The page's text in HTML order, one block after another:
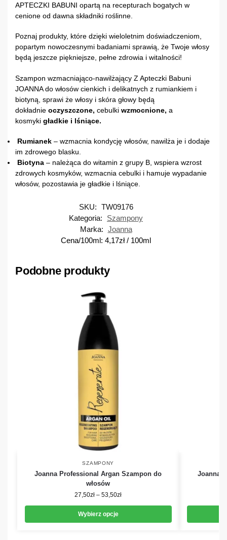
APTECZKI BABUNI opartą na recepturach bogatych w
cenione od dawna składniki roślinne.
Poznaj produkty, które dzięki wieloletnim doświadczeniom,
popartym nowoczesnymi badaniami sprawią, że Twoje włosy
będą jeszcze piękniejsze, pełne zdrowia i witalności!
Szampon wzmacniająco-nawilżający Z Apteczki Babuni
JOANNA do włosów cienkich i delikatnych z rumiankiem i
biotyną, sprawi że włosy i skóra głowy będą
dokładnie oczyszczone, cebulki wzmocnione, a
kosmyki gładkie i lśniące.
Rumianek – wzmacnia kondycję włosów, nawilża je i dodaje
im zdrowego blasku.
Biotyna – należąca do witamin z grupy B, wspiera wzrost
zdrowych kosmyków, wzmacnia cebulki i hamuje wypadanie
włosów, pozostawia je gładkie i lśniące.
SKU: TW09176
Kategoria:
Szampony
Marka: Joanna
Cena/100ml: 4,17zł/ 100ml
Podobne produkty
SZAMPONY
Joanna Professional Argan Szampon do
włosów
27,50zł – 53,50zł
Wybierz opcje
Joanna